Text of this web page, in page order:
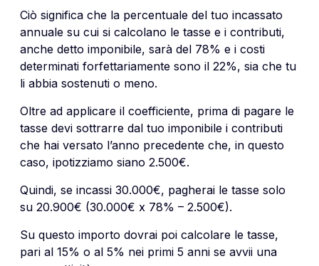
Ciò significa che la percentuale del tuo incassato
annuale su cui si calcolano le tasse e i contributi,
anche detto imponibile, sarà del 78% e i costi
determinati forfettariamente sono il 22%, sia che tu
li abbia sostenuti o meno.
Oltre ad applicare il coefficiente, prima di pagare le
tasse devi sottrarre dal tuo imponibile i contributi
che hai versato l’anno precedente che, in questo
caso, ipotizziamo siano 2.500€.
Quindi, se incassi 30.000€, pagherai le tasse solo
su 20.900€ (30.000€ x 78% – 2.500€).
Su questo importo dovrai poi calcolare le tasse,
pari al 15% o al 5% nei primi 5 anni se avvii una